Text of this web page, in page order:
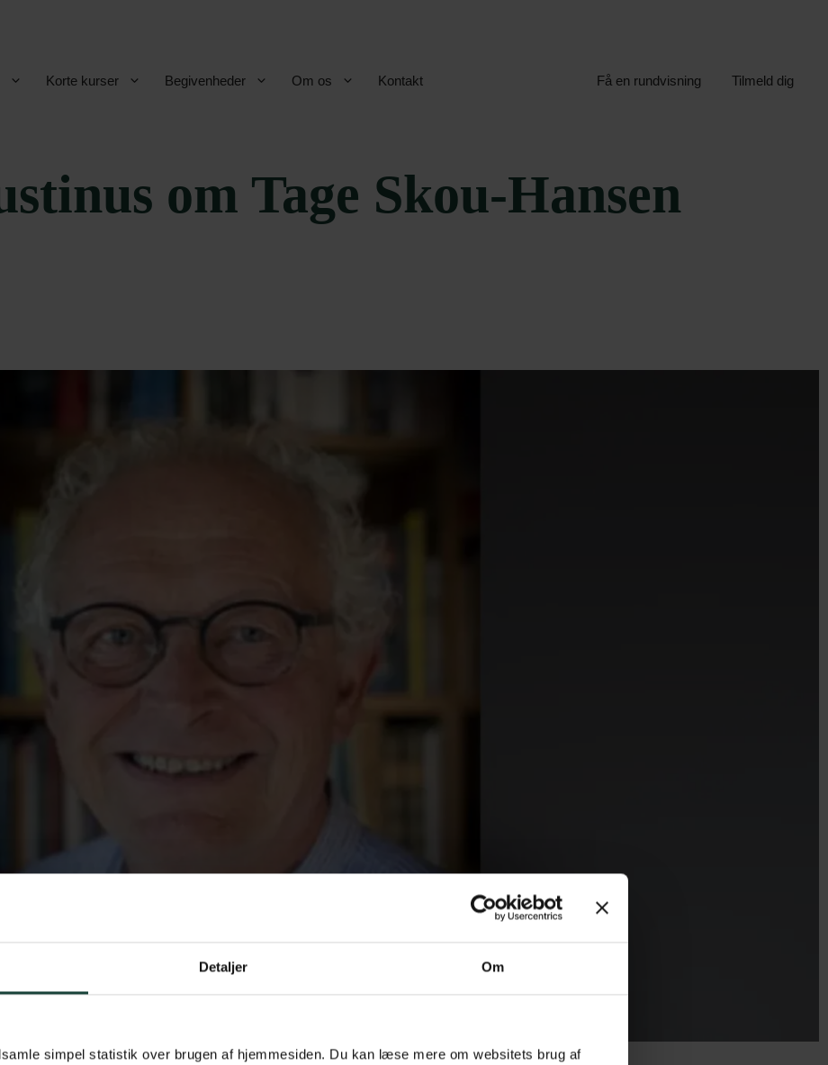
Detaljer Om
simpel statistik over brugen af hjemmesiden. Du kan læse mere om websitets brug af
Korte kurser Begivenheder Om os Kontakt Få en rundvisning Tilmeld dig
om Tage Skou-Hansen